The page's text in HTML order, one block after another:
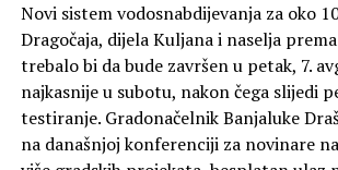
Novi sistem vodosnabdijevanja za oko
Dragočaja, dijela Kuljana i naselja
trebalo bi da bude završen u petak, 7.
najkasnije u subotu, nakon čega slijedi
testiranje. Gradonačelnik Banjaluke
na današnjoj konferenciji za novinare